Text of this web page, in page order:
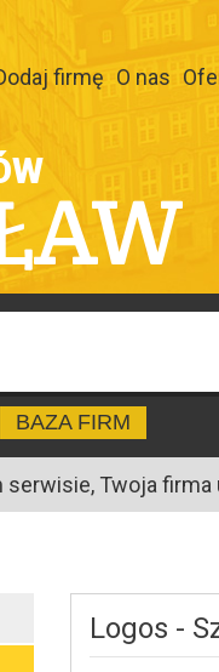
firmę O nas
BAZA FIRM
Twoja
Logos -